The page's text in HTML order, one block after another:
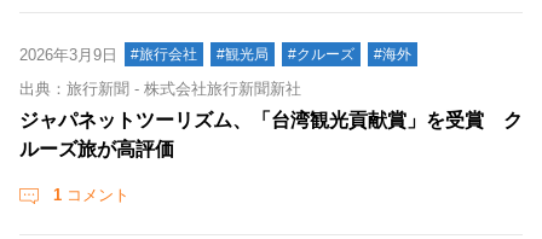
2026年3月9日 #旅行会社 #観光局 #クルーズ #海外
出典：旅行新聞 - 株式会社旅行新聞新社
ジャパネットツーリズム、「台湾観光貢献賞」を受賞 ク
ルーズ旅が高評価
1 コメント